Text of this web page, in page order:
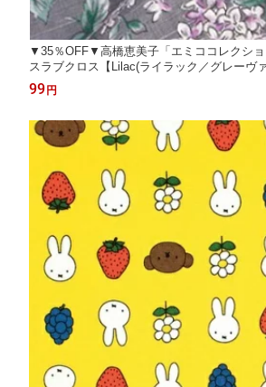
▼35％OFF▼高橋恵美子「エミココレクショ
スラブクロス【Lilac(ライラック／グレーヴ
m単位(約109cm巾)■
99 円